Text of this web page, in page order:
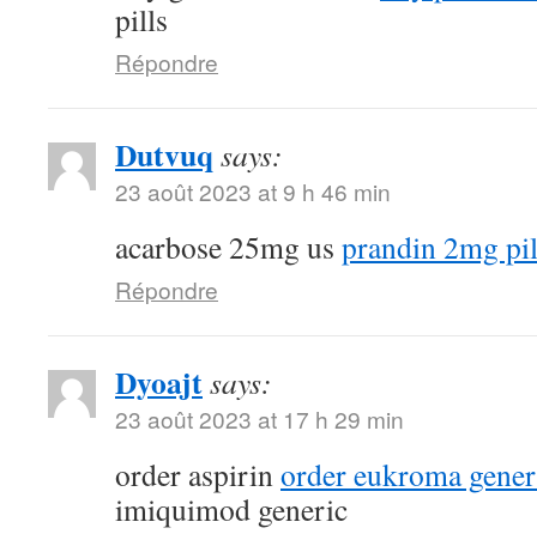
pills
Répondre
Dutvuq says:
23 août 2023 at 9 h 46 min
acarbose 25mg us prandin 2mg
Répondre
Dyoajtsays:
23 août 2023 at 17 h 29 min
order aspirinorder eukroma
imiquimod generic